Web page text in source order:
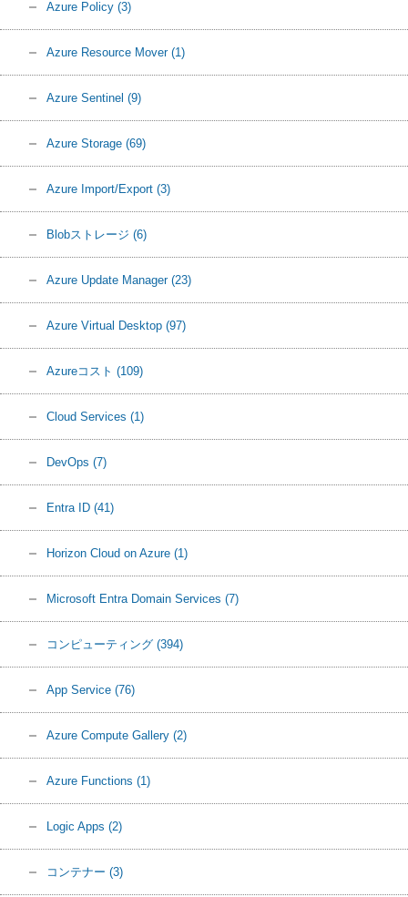
Azure Policy (3)
Azure Resource Mover (1)
Azure Sentinel (9)
Azure Storage (69)
Azure Import/Export (3)
Blobストレージ (6)
Azure Update Manager (23)
Azure Virtual Desktop (97)
Azureコスト (109)
Cloud Services (1)
DevOps (7)
Entra ID (41)
Horizon Cloud on Azure (1)
Microsoft Entra Domain Services (7)
コンピューティング (394)
App Service (76)
Azure Compute Gallery (2)
Azure Functions (1)
Logic Apps (2)
コンテナー (3)